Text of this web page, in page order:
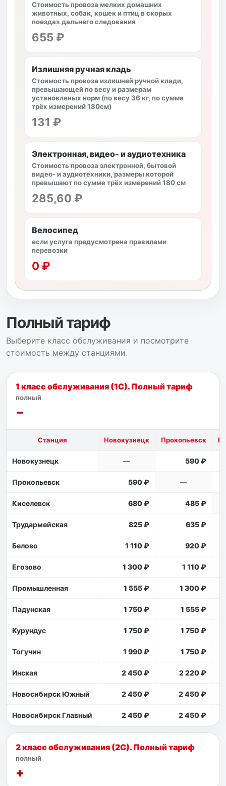
Стоимость провоза мелких домашних
животных, собак, кошек и птиц в скорых
поездах дальнего следования
655 ₽
Излишняя ручная кладь
Стоимость провоза излишней ручной клади,
превышающей по весу и размерам
установленых норм (по весу 36 кг, по сумме
трёх измерений 180см)
131 ₽
Электронная, видео- и аудиотехника
Стоимость провоза электронной, бытовой
видео- и аудиотехники, размеры которой
превышают по сумме трёх измерений 180 см
285,60 ₽
Велосипед
если услуга предусмотрена правилами
перевозки
0 ₽
Полный тариф
Выберите класс обслуживания и посмотрите
стоимость между станциями.
1 класс обслуживания (1С). Полный тариф
полный
Станция Новокузнецк Прокопьевск
Новокузнецк — 590 ₽
Прокопьевск 590 ₽ —
Киселевск 680 ₽ 485 ₽
Трудармейская 825 ₽ 635 ₽
Белово 1 110 ₽ 920 ₽
Егозово 1 300 ₽ 1 110 ₽
Промышленная 1 555 ₽ 1 300 ₽
Падунская 1 750 ₽ 1 555 ₽
Курундус 1 750 ₽ 1 750 ₽
Тогучин 1 990 ₽ 1 750 ₽
Инская 2 450 ₽ 2 220 ₽
Новосибирск Южный 2 450 ₽ 2 450 ₽
Новосибирск Главный 2 450 ₽ 2 450 ₽
2 класс обслуживания (2С). Полный тариф
полный